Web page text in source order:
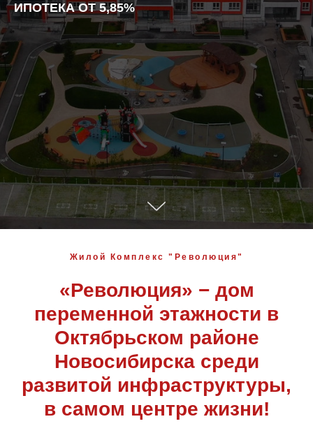
ИПОТЕКА ОТ 5,85%
Жилой Комплекс "Революция"
«Революция» − дом
переменной этажности в
Октябрьском районе
Новосибирска среди
развитой инфраструктуры,
в самом центре жизни!